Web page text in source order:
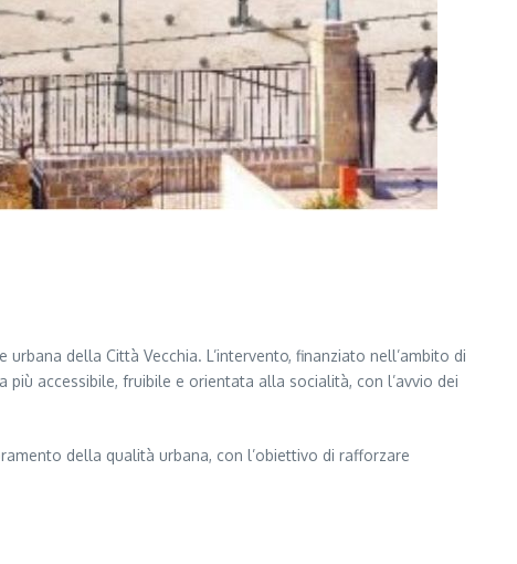
della Città Vecchia. L’intervento, finanziato nell’ambito di
accessibile, fruibile e orientata alla socialità, con l’avvio dei
della qualità urbana, con l’obiettivo di rafforzare